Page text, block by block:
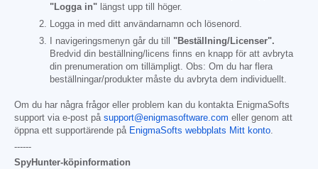
"Logga in" längst upp till höger.
Logga in med ditt användarnamn och lösenord.
I navigeringsmenyn går du till "Beställning/Licenser".
Bredvid din beställning/licens finns en knapp för att avbryta
din prenumeration om tillämpligt. Obs: Om du har flera
beställningar/produkter måste du avbryta dem individuellt.
Om du har några frågor eller problem kan du kontakta EnigmaSofts
support via e-post på support@enigmasoftware.com eller genom att
öppna ett supportärende på EnigmaSofts webbplats Mitt konto.
------
SpyHunter-köpinformation